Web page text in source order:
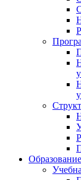
Образование